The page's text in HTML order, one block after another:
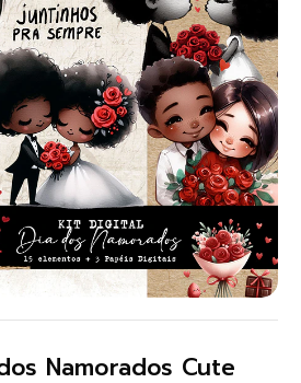
Namorados Cute